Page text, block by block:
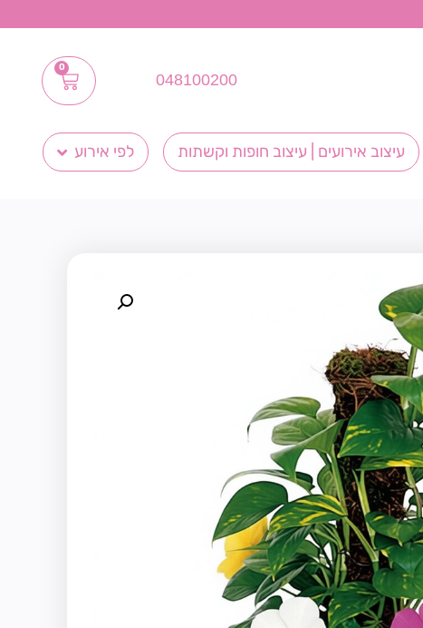
048100200
0
עיצוב אירועים | עיצוב חופות וקשתות לפי אירוע